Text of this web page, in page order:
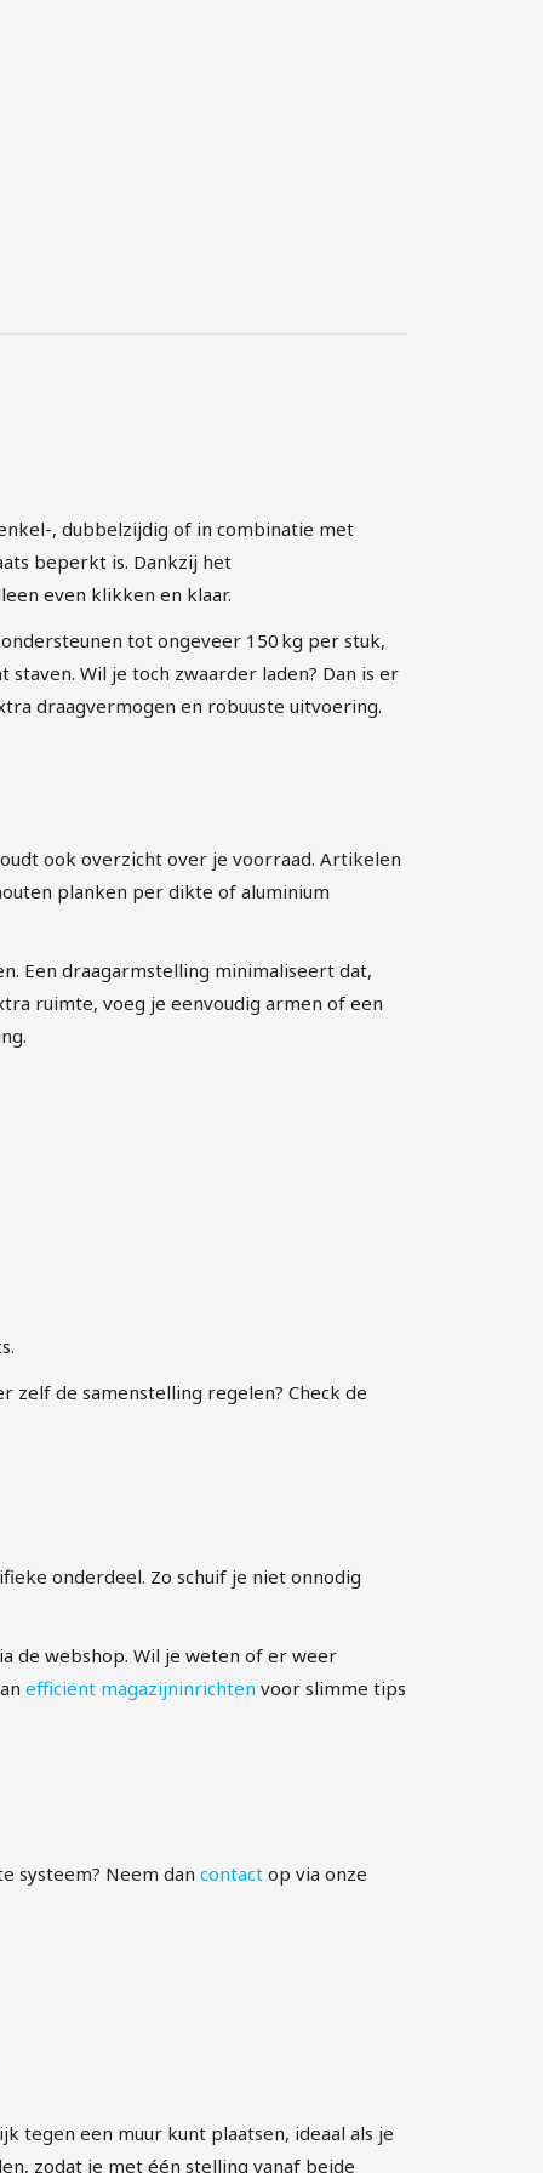
, dubbelzijdig of in combinatie met
beperkt is. Dankzij het
even klikken en klaar.
tot ongeveer 150 kg per stuk,
Wil je toch zwaarder laden? Dan is er
draagvermogen en robuuste uitvoering.
ook overzicht over je voorraad. Artikelen
planken per dikte of aluminium
Een draagarmstelling minimaliseert dat,
ruimte, voeg je eenvoudig armen of een
zelf de samenstelling regelen? Check de
onderdeel. Zo schuif je niet onnodig
de webshop. Wil je weten of er weer
efficiënt magazijninrichten voor slimme tips
systeem? Neem dan contact op via onze
tegen een muur kunt plaatsen, ideaal als je
zodat je met één stelling vanaf beide